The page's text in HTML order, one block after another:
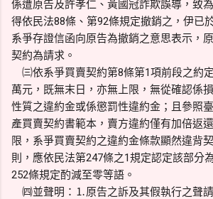
係遭原告及許孝仁、黃國冠詐欺誤導，致
得依民法88條、第92條規定撤銷之，伊已
系爭存證信函向原告為撤銷之意思表示，
契約為請求。
㈢依系爭買賣契約第8條第1項前段之約
萬元，既無末日，亦無上限，無從確認係
性質之違約金或係懲罰性違約金；且參照
產買賣契約書範本，賣方違約僅有加倍返
限，系爭買賣契約之違約金條款顯然違背
則，應依民法第247條之1規定認定該部分
252條規定酌減至零等語。
㈣並聲明：⒈原告之訴及其假執行之聲